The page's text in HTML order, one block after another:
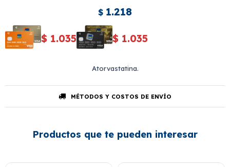
$ 1.218
$ 1.035 $ 1.035
Atorvastatina.
MÉTODOS Y COSTOS DE ENVÍO
Productos que te pueden interesar